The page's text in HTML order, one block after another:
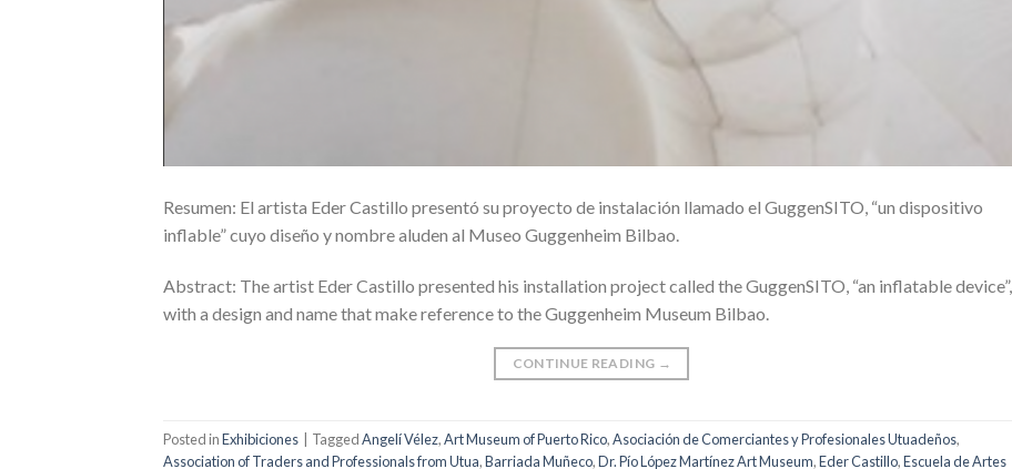
Resumen: El artista Eder Castillo presentó su proyecto de instalación llamado el GuggenSITO, “un dispositivo
inflable” cuyo diseño y nombre aluden al Museo Guggenheim Bilbao.
Abstract: The artist Eder Castillo presented his installation project called the GuggenSITO, “an inflatable device”,
with a design and name that make reference to the Guggenheim Museum Bilbao.
CONTINUE READING →
Posted inExhibiciones TaggedAngelí Vélez,Art Museum of Puerto Rico,Asociación de Comerciantes y Profesionales Utuadeños,
Association of Traders and Professionals from Utua,Barriada Muñeco,Dr. Pío López Martínez Art Museum,Eder Castillo,Escuela de Artes